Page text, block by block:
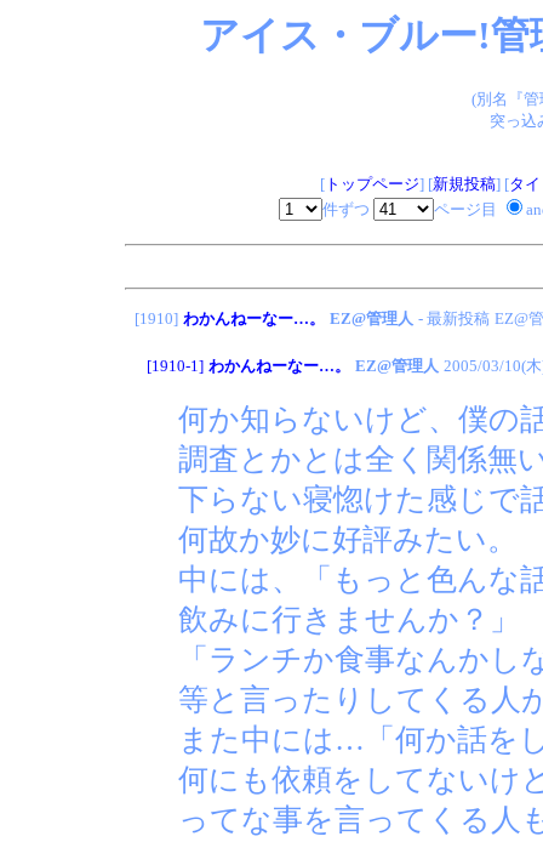
アイス・ブルー!
(別名『
突っ込
[トップページ] [新規投稿] [タ
件ずつ
ページ目
[1910] わかんねーなー…。 EZ@管理人 - 最新投稿 EZ@
[1910-1] わかんねーなー…。 EZ@管理人 2005/03/10(
何か知らないけど、僕の
調査とかとは全く関係無
下らない寝惚けた感じで
何故か妙に好評みたい。
中には、「もっと色んな
飲みに行きませんか？」
「ランチか食事なんか
等と言ったりしてくる人
また中には…「何か話を
何にも依頼をしてないけ
ってな事を言ってくる